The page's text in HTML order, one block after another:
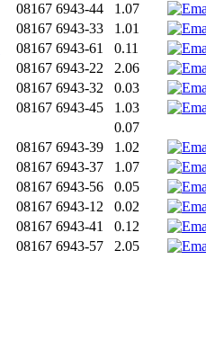
08167 6943-44 1.07
08167 6943-33 1.01
08167 6943-61 0.11
08167 6943-22 2.06
08167 6943-32 0.03
08167 6943-45 1.03
0.07
08167 6943-39 1.02
08167 6943-37 1.07
08167 6943-56 0.05
08167 6943-12 0.02
08167 6943-41 0.12
08167 6943-57 2.05